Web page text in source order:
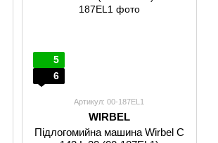
5
6
Артикул: 00-187EL1
WIRBEL
Підлогомийна машина Wirbel C